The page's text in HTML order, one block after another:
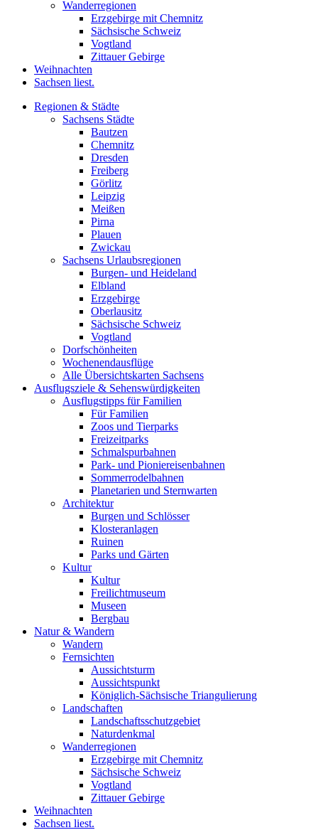
Wanderregionen
Erzgebirge mit Chemnitz
Sächsische Schweiz
Vogtland
Zittauer Gebirge
Weihnachten
Sachsen liest.
Regionen & Städte
Sachsens Städte
Bautzen
Chemnitz
Dresden
Freiberg
Görlitz
Leipzig
Meißen
Pirna
Plauen
Zwickau
Sachsens Urlaubsregionen
Burgen- und Heideland
Elbland
Erzgebirge
Oberlausitz
Sächsische Schweiz
Vogtland
Dorfschönheiten
Wochenendausflüge
Alle Übersichtskarten Sachsens
Ausflugsziele & Sehenswürdigkeiten
Ausflugstipps für Familien
Für Familien
Zoos und Tierparks
Freizeitparks
Schmalspurbahnen
Park- und Pioniereisenbahnen
Sommerrodelbahnen
Planetarien und Sternwarten
Architektur
Burgen und Schlösser
Klosteranlagen
Ruinen
Parks und Gärten
Kultur
Kultur
Freilichtmuseum
Museen
Bergbau
Natur & Wandern
Wandern
Fernsichten
Aussichtsturm
Aussichtspunkt
Königlich-Sächsische Triangulierung
Landschaften
Landschaftsschutzgebiet
Naturdenkmal
Wanderregionen
Erzgebirge mit Chemnitz
Sächsische Schweiz
Vogtland
Zittauer Gebirge
Weihnachten
Sachsen liest.